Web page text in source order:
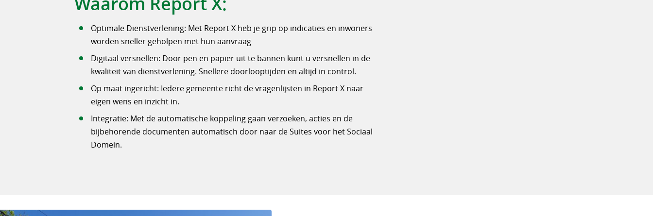
Optimale Dienstverlening: Met Report X heb je grip op indicaties en inwoners
worden sneller geholpen met hun aanvraag
Digitaal versnellen: Door pen en papier uit te bannen kunt u versnellen in de
kwaliteit van dienstverlening. Snellere doorlooptijden en altijd in control.
Op maat ingericht: Iedere gemeente richt de vragenlijsten in Report X naar
eigen wens en inzicht in.
Integratie: Met de automatische koppeling gaan verzoeken, acties en de
bijbehorende documenten automatisch door naar de Suites voor het Sociaal
Domein.